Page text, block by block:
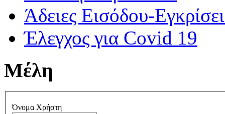
Άδειες Εισόδου-
Έλεγχος για Covid 19
Μέλη
Όνομα Χρήστη